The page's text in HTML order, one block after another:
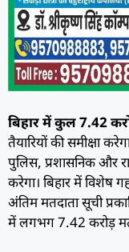
बिहार में कुल 7.42
तैयारियों की समीक्षा
पुलिस, प्रशासनिक और
करेगा। बिहार में विशेष
अंतिम मतदाता सूची
में लगभग 7.42 करोड़